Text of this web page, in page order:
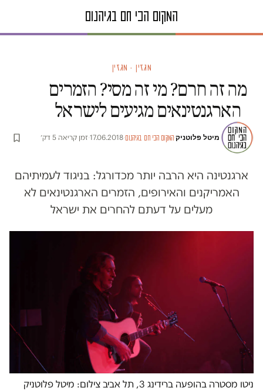
מגזין · מגזין
מה זה חרם? מי זה מסי? הזמרים
הארגנטינאים מגיעים לישראל
מיטל פלוטניק·המקום הכי חם בגיהנום·
17.06.2018
·זמן קריאה 5 דק׳
ארגנטינה היא הרבה יותר מכדורגל: בניגוד לעמיתיהם
האמריקנים והאירופים, הזמרים הארגנטינאים לא
מעלים על דעתם להחרים את ישראל
ניטו מסטרה בהופעה ברידינג 3, תל אביב צילום: מיטל פלוטניק